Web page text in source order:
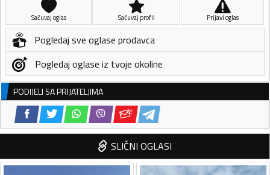
Sačuvaj oglas Sačuvaj profil Prijavi oglas
Pogledaj sve oglase prodavca
Pogledaj oglase iz tvoje okoline
PODIJELI SA PRIJATELJIMA
SLIČNI OGLASI